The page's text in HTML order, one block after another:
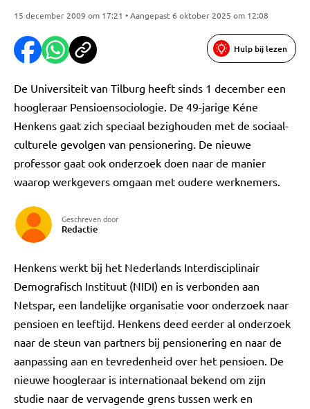
15 december 2009 om 17:21 • Aangepast 6 oktober 2025 om 12:08
Hulp bij lezen
De Universiteit van Tilburg heeft sinds 1 december een
hoogleraar Pensioensociologie. De 49-jarige Kéne
Henkens gaat zich speciaal bezighouden met de sociaal-
culturele gevolgen van pensionering. De nieuwe
professor gaat ook onderzoek doen naar de manier
waarop werkgevers omgaan met oudere werknemers.
Geschreven door
Redactie
Henkens werkt bij het Nederlands Interdisciplinair
Demografisch Instituut (NIDI) en is verbonden aan
Netspar, een landelijke organisatie voor onderzoek naar
pensioen en leeftijd. Henkens deed eerder al onderzoek
naar de steun van partners bij pensionering en naar de
aanpassing aan en tevredenheid over het pensioen. De
nieuwe hoogleraar is internationaal bekend om zijn
studie naar de vervagende grens tussen werk en